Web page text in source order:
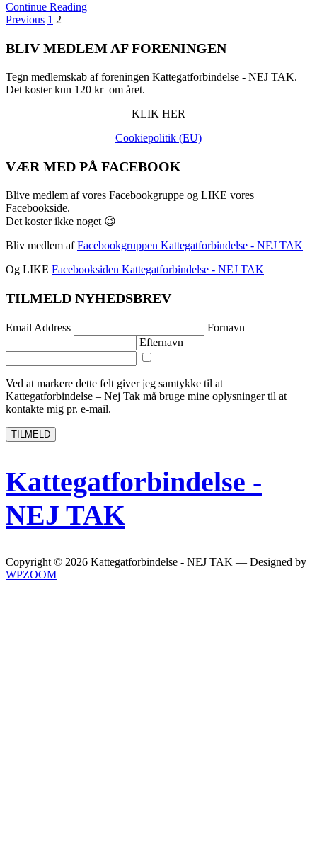
Continue Reading
Previous 1 2
BLIV MEDLEM AF FORENINGEN
Tegn medlemskab af foreningen Kattegatforbindelse - NEJ TAK.
Det koster kun 120 kr om året.
KLIK HER
Cookiepolitik (EU)
VÆR MED PÅ FACEBOOK
Blive medlem af vores Facebookgruppe og LIKE vores
Facebookside.
Det koster ikke noget 😉
Bliv medlem afFacebookgruppen Kattegatforbindelse - NEJ TAK
Og LIKE Facebooksiden Kattegatforbindelse - NEJ TAK
TILMELD NYHEDSBREV
Email Address
Fornavn
Efternavn
Ved at markere dette felt giver jeg samtykke til at
Kattegatforbindelse – Nej Tak må bruge ​​mine oplysninger til at
kontakte mig pr. e-mail.
TILMELD
Kattegatforbindelse -
NEJ TAK
Copyright © 2026 Kattegatforbindelse - NEJ TAK — Designed by
WPZOOM